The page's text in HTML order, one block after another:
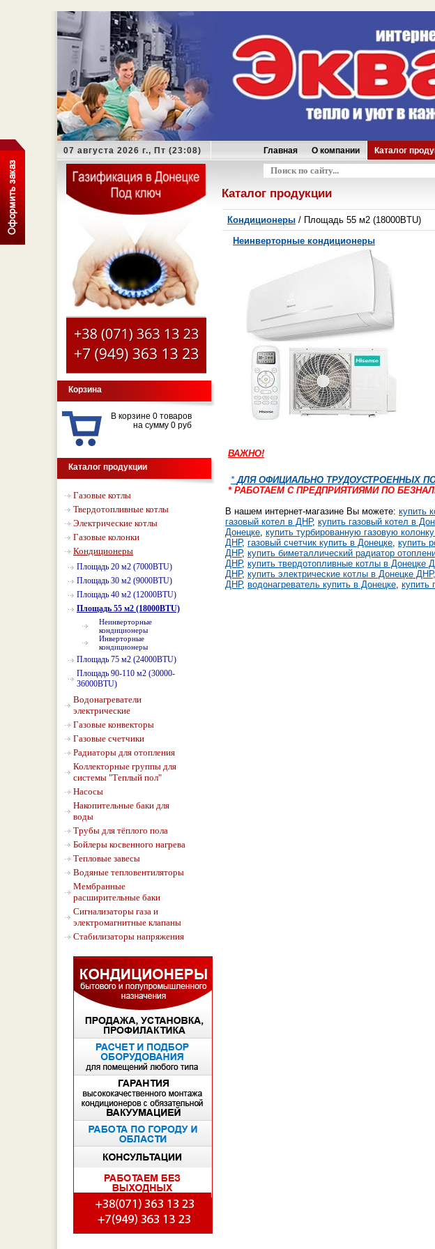
07 августа 2026 г., Пт (23:08) Главная О компании Каталог
Оформить заказ
Корзина
В корзине 0 товаров
на сумму 0 руб
Каталог продукции
Газовые котлы
Твердотопливные котлы
Электрические котлы
Газовые колонки
Кондиционеры
Площадь 20 м2 (7000BTU)
Площадь 30 м2 (9000BTU)
Площадь 40 м2 (12000BTU)
Площадь 55 м2 (18000BTU)
Неинверторные
кондиционеры
Инверторные
кондиционеры
Площадь 75 м2 (24000BTU)
Площадь 90-110 м2 (30000-
36000BTU)
Водонагреватели
электрические
Газовые конвекторы
Газовые счетчики
Радиаторы для отопления
Коллекторные группы для
системы "Теплый пол"
Насосы
Накопительные баки для
воды
Трубы для тёплого пола
Бойлеры косвенного нагрева
Тепловые завесы
Водяные тепловентиляторы
Мембранные
расширительные баки
Сигнализаторы газа и
электромагнитные клапаны
Стабилизаторы напряжения
Каталог продукции
Кондиционеры / Площадь 55 м2 (18000BTU)
Неинверторные кондиционеры
ВАЖНО!
*ДЛЯ ОФИЦИАЛЬНО ТРУДОУСТРОЕННЫХ
* РАБОТАЕМ С ПРЕДПРИЯТИЯМИ ПО
В нашем интернет-магазине Вы можете: купить
газовый котел в ДНР, купить газовый котел в
Донецке, купить турбированную газовую
ДНР, газовый счетчик купить в Донецке, купить
ДНР, купить биметаллический радиатор
ДНР, купить твердотопливные котлы в Донецке
ДНР, купить электрические котлы в Донецке ДНР,
ДНР, водонагреватель купить в Донецке, купить